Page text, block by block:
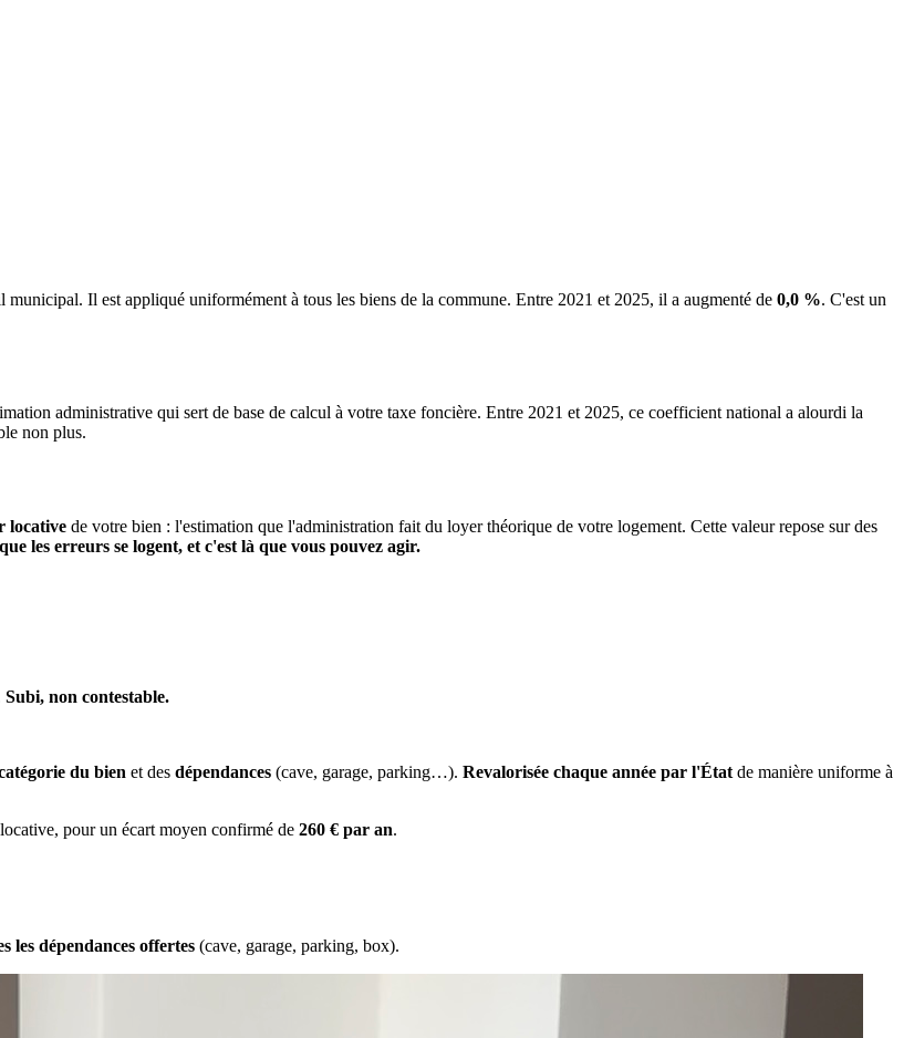
Il est appliqué uniformément à tous les biens de la commune. Entre 2021 et 2025, il a augmenté de 0,0 %. C'est un
administrative qui sert de base de calcul à votre taxe foncière. Entre 2021 et 2025, ce coefficient national a alourdi la
non plus.
locative de votre bien : l'estimation que l'administration fait du loyer théorique de votre logement. Cette valeur repose sur des
les erreurs se logent, et c'est là que vous pouvez agir.
Subi, non contestable.
du bien et des dépendances (cave, garage, parking…). Revalorisée chaque année par l'État de manière uniforme à
pour un écart moyen confirmé de 260 € par an.
les dépendances offertes (cave, garage, parking, box).